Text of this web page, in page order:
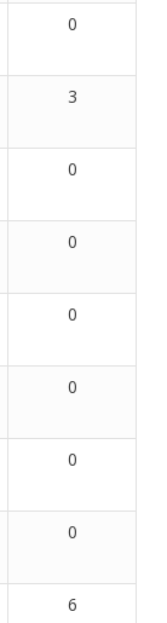
0
3
0
0
0
0
0
0
6